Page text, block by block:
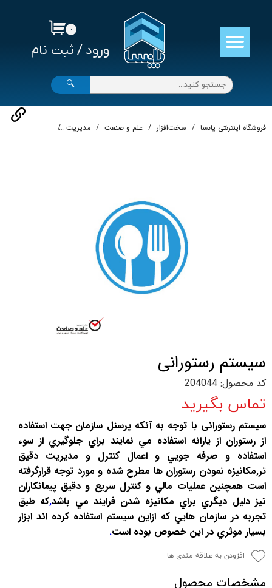
ورود / ثبت نام
حساب کاربری من
تغییر گذر واژه
سفارشات
خروج از حساب کاربری
۰
🔍
فروشگاه اینترنتی پانسا سخت‌افزار علم و صنعت مدیریت
سیستم رستورانی
کد محصول: 204044
تماس بگیرید
سیستم رستورانی با توجه به آنكه پرسنل سازمان جهت استفاده
از رستوران از يارانه استفاده مي نمايند براي جلوگيري از سوء
استفاده و صرفه جويي و اعمال كنترل و مديريت دقيق
تر,مكانيزه نمودن رستوران ها مطرح شده و مورد توجه قرارگرفته
است همچنين عمليات مالي و كنترل سريع و دقيق پيمانكاران
نيز دليل ديگري براي مكانيزه شدن فرايند مي باشد,كه طبق
تجربه در سازمان هايي كه ازاین سيستم استفاده كرده اند ابزار
بسيار موثري در اين خصوص بوده است.
افزودن به علاقه مندی ها
مشخصات محصول